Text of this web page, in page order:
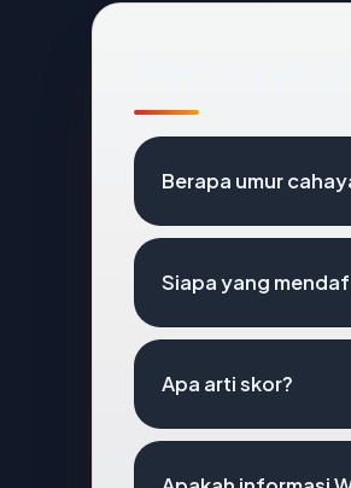
Berapa umur
Siapa yang
Apa arti skor?